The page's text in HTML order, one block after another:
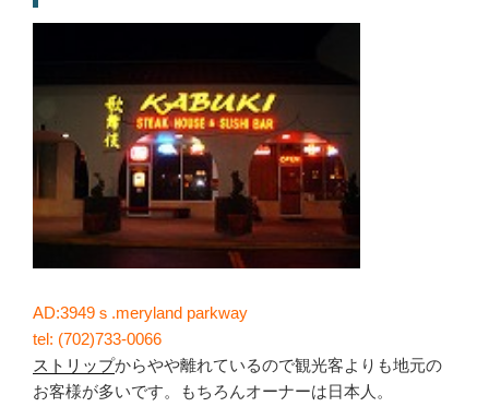
AD:3949ｓ.meryland parkway
tel: (702)733-0066
ストリップからやや離れているので観光客よりも地元の
お客様が多いです。もちろんオーナーは日本人。